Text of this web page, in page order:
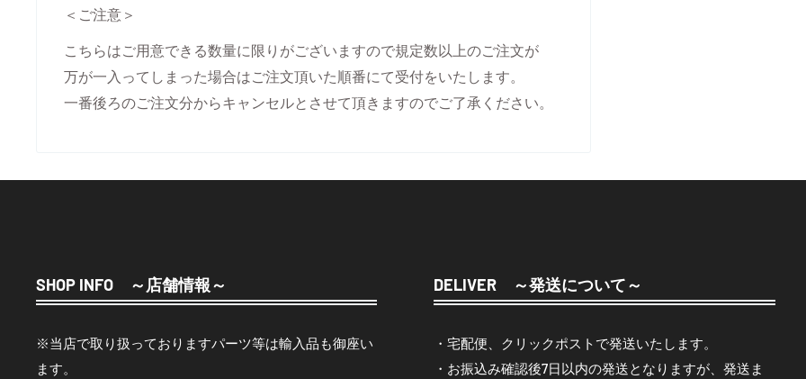
＜ご注意＞
こちらはご用意できる数量に限りがございますので規定数以上のご注文が
万が一入ってしまった場合はご注文頂いた順番にて受付をいたします。
一番後ろのご注文分からキャンセルとさせて頂きますのでご了承ください。
SHOP INFO ～店舗情報～
※当店で取り扱っておりますパーツ等は輸入品も御座い
ます。
DELIVER ～発送について～
・宅配便、クリックポストで発送いたします。
・お振込み確認後7日以内の発送となりますが、発送ま